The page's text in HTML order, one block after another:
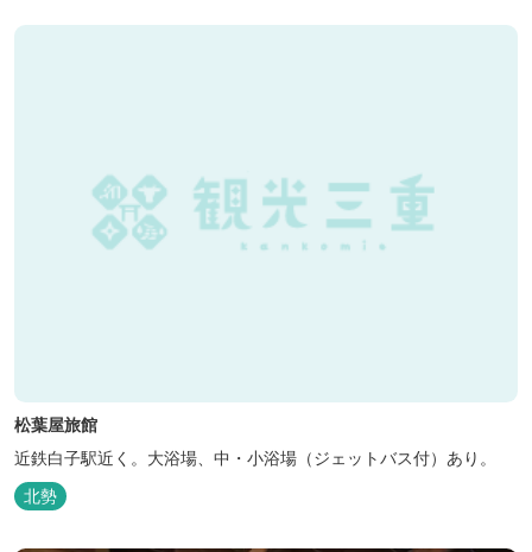
松葉屋旅館
近鉄白子駅近く。大浴場、中・小浴場（ジェットバス付）あり。
北勢